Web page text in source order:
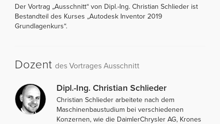
Der Vortrag „Ausschnitt“ von Dipl.-Ing. Christian Schlieder ist
Bestandteil des Kurses „Autodesk Inventor 2019
Grundlagenkurs“.
Dozent des Vortrages Ausschnitt
Dipl.-Ing. Christian Schlieder
Christian Schlieder arbeitete nach dem
Maschinenbaustudium bei verschiedenen
Konzernen, wie die DaimlerChrysler AG, Krones